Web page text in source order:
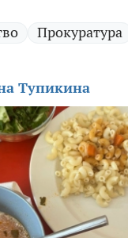
Прокуратура
Тупикина